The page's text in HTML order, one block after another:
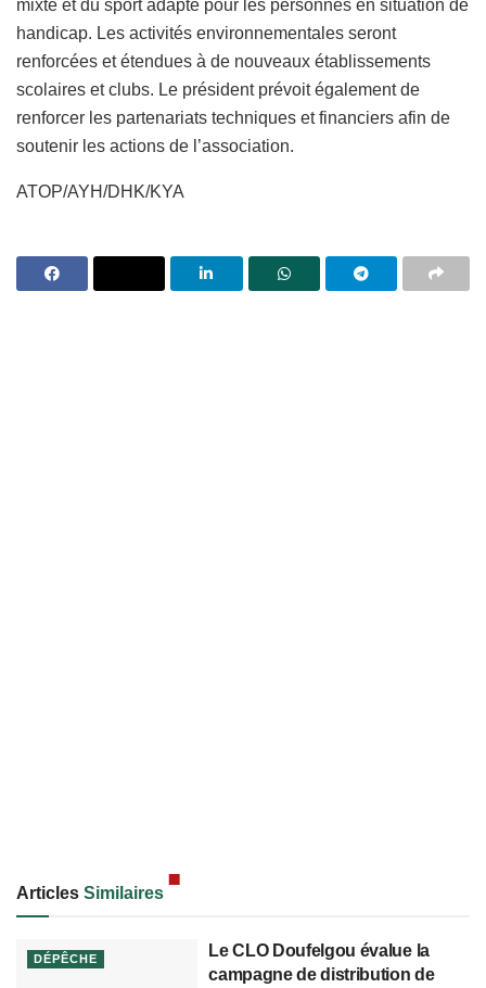
mixte et du sport adapté pour les personnes en situation de
handicap. Les activités environnementales seront
renforcées et étendues à de nouveaux établissements
scolaires et clubs. Le président prévoit également de
renforcer les partenariats techniques et financiers afin de
soutenir les actions de l’association.
ATOP/AYH/DHK/KYA
Articles Similaires
DÉPÊCHE
Le CLO Doufelgou évalue la
campagne de distribution de